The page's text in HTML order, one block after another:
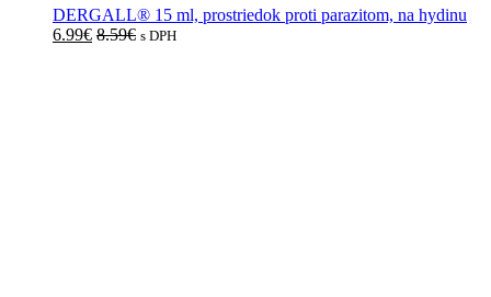
DERGALL® 15 ml, prostriedok proti parazitom, na hydinu
6.99€ 8.59€ s DPH